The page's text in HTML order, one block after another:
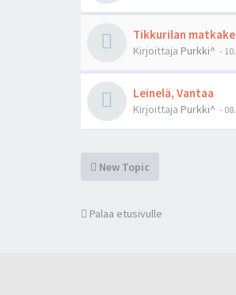
Tikkurilan
Kirjoittaja Purkki^ -
Leinelä, Vantaa
Kirjoittaja Purkki^ -
New Topic
Palaa etusivulle